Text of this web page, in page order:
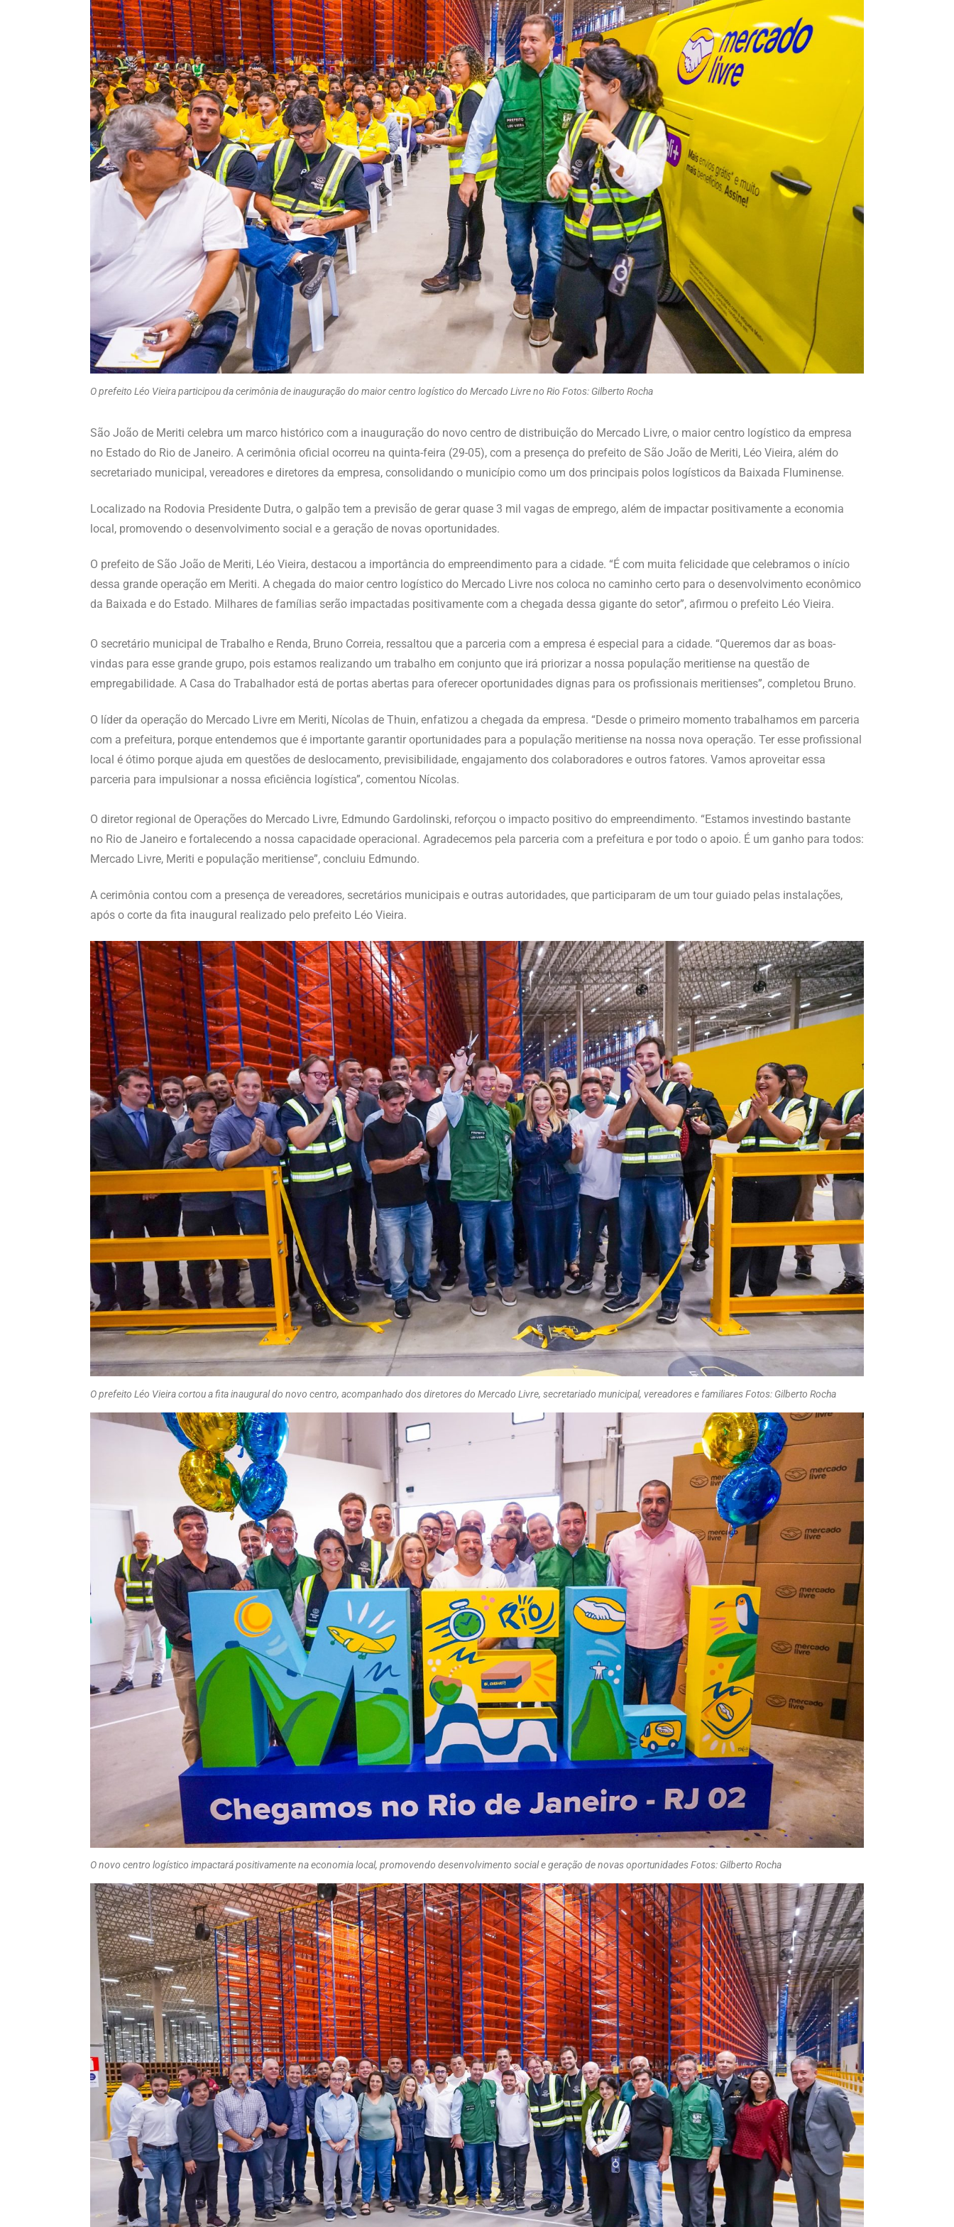
O prefeito Léo Vieira participou da cerimônia de inauguração do maior centro logístico do Mercado Livre no Rio Fotos: Gilberto Rocha
São João de Meriti celebra um marco histórico com a inauguração do novo centro de distribuição do Mercado Livre, o maior centro logístico da empresa
no Estado do Rio de Janeiro. A cerimônia oficial ocorreu na quinta-feira (29-05), com a presença do prefeito de São João de Meriti, Léo Vieira, além do
secretariado municipal, vereadores e diretores da empresa, consolidando o município como um dos principais polos logísticos da Baixada Fluminense.
Localizado na Rodovia Presidente Dutra, o galpão tem a previsão de gerar quase 3 mil vagas de emprego, além de impactar positivamente a economia
local, promovendo o desenvolvimento social e a geração de novas oportunidades.
O prefeito de São João de Meriti, Léo Vieira, destacou a importância do empreendimento para a cidade. “É com muita felicidade que celebramos o início
dessa grande operação em Meriti. A chegada do maior centro logístico do Mercado Livre nos coloca no caminho certo para o desenvolvimento econômico
da Baixada e do Estado. Milhares de famílias serão impactadas positivamente com a chegada dessa gigante do setor”, afirmou o prefeito Léo Vieira.
O secretário municipal de Trabalho e Renda, Bruno Correia, ressaltou que a parceria com a empresa é especial para a cidade. “Queremos dar as boas-
vindas para esse grande grupo, pois estamos realizando um trabalho em conjunto que irá priorizar a nossa população meritiense na questão de
empregabilidade. A Casa do Trabalhador está de portas abertas para oferecer oportunidades dignas para os profissionais meritienses”, completou Bruno.
O líder da operação do Mercado Livre em Meriti, Nícolas de Thuin, enfatizou a chegada da empresa. “Desde o primeiro momento trabalhamos em parceria
com a prefeitura, porque entendemos que é importante garantir oportunidades para a população meritiense na nossa nova operação. Ter esse profissional
local é ótimo porque ajuda em questões de deslocamento, previsibilidade, engajamento dos colaboradores e outros fatores. Vamos aproveitar essa
parceria para impulsionar a nossa eficiência logística”, comentou Nícolas.
O diretor regional de Operações do Mercado Livre, Edmundo Gardolinski, reforçou o impacto positivo do empreendimento. “Estamos investindo bastante
no Rio de Janeiro e fortalecendo a nossa capacidade operacional. Agradecemos pela parceria com a prefeitura e por todo o apoio. É um ganho para todos:
Mercado Livre, Meriti e população meritiense”, concluiu Edmundo.
A cerimônia contou com a presença de vereadores, secretários municipais e outras autoridades, que participaram de um tour guiado pelas instalações,
após o corte da fita inaugural realizado pelo prefeito Léo Vieira.
O prefeito Léo Vieira cortou a fita inaugural do novo centro, acompanhado dos diretores do Mercado Livre, secretariado municipal, vereadores e familiares Fotos: Gilberto Rocha
O novo centro logístico impactará positivamente na economia local, promovendo desenvolvimento social e geração de novas oportunidades Fotos: Gilberto Rocha